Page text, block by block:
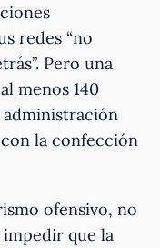
redes “no
Pero una
menos 140
administración
la confección
ofensivo, no
que la